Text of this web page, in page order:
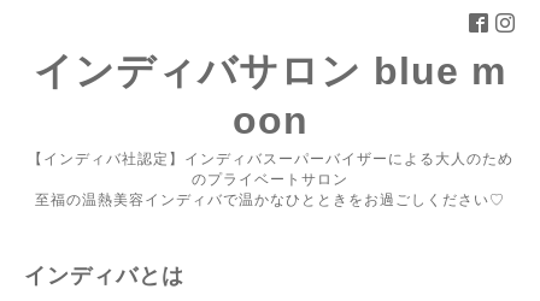
インディバサロン blue m
oon
【インディバ社認定】インディバスーパーバイザーによる大人のため
のプライベートサロン
至福の温熱美容インディバで温かなひとときをお過ごしください♡
インディバとは